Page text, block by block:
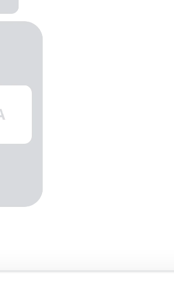
Nutrini on tarkoitettu 1-6-
letkuruokintaan. Valmiste sisältää LCP-